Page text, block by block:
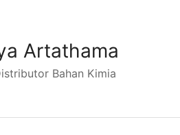
Artathama
Bahan Kimia